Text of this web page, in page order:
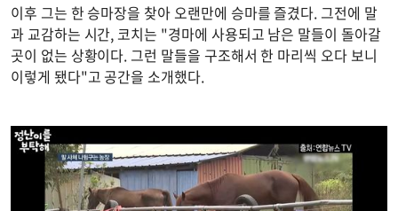
이후 그는 한 승마장을 찾아 오랜만에 승마를 즐겼다. 그전에 말
과 교감하는 시간, 코치는 "경마에 사용되고 남은 말들이 돌아갈
곳이 없는 상황이다. 그런 말들을 구조해서 한 마리씩 오다 보니
이렇게 됐다"고 공간을 소개했다.